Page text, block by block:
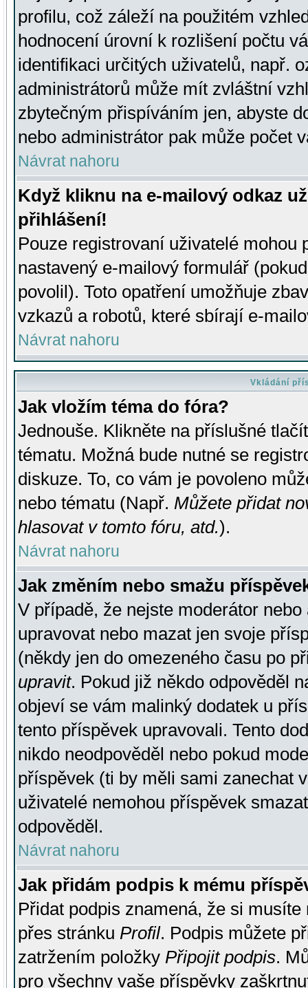
profilu, což záleží na použitém
hodnocení úrovní k rozlišení počtu
identifikaci určitých uživatelů, např.
administrátorů může mít zvláštní
zbytečným přispíváním jen, abyste
nebo administrátor pak může počet
Návrat nahoru
Když kliknu na e-mailový odkaz
přihlášení!
Pouze registrovaní uživatelé mohou
nastavený e-mailový formulář
povolil). Toto opatření umožňuje
vzkazů a robotů, které sbírají e-
Návrat nahoru
Vkládání
Jak vložím téma do fóra?
Jednouše. Klikněte na příslušné
tématu. Možná bude nutné se
diskuze. To, co vám je povoleno
nebo tématu (Např. Můžete přidat
hlasovat v tomto fóru, atd.).
Návrat nahoru
Jak změním nebo smažu
V případě, že nejste moderátor
upravovat nebo mazat jen svoje
(někdy jen do omezeného času po
upravit. Pokud již někdo odpověděl
objeví se vám malinký dodatek u
tento příspěvek upravovali. Tento
nikdo neodpověděl nebo pokud
příspěvek (ti by měli sami zanechat
uživatelé nemohou příspěvek
odpověděl.
Návrat nahoru
Jak přidám podpis k mému
Přidat podpis znamená, že si
přes stránku Profil. Podpis můžete
zatržením položky Připojit podpis.
pro všechny vaše příspěvky